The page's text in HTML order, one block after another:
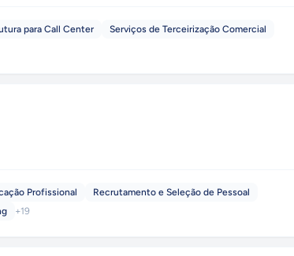
para Call Center
Serviços de Terceirização Comercial
Profissional
Recrutamento e Seleção de Pessoal
+19